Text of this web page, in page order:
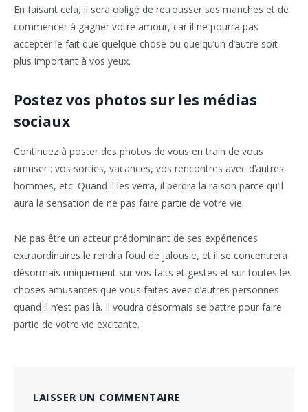
En faisant cela, il sera obligé de retrousser ses manches et de
commencer à gagner votre amour, car il ne pourra pas
accepter le fait que quelque chose ou quelqu’un d’autre soit
plus important à vos yeux.
Postez vos photos sur les médias
sociaux
Continuez à poster des photos de vous en train de vous
amuser : vos sorties, vacances, vos rencontres avec d’autres
hommes, etc. Quand il les verra, il perdra la raison parce qu’il
aura la sensation de ne pas faire partie de votre vie.
Ne pas être un acteur prédominant de ses expériences
extraordinaires le rendra foud de jalousie, et il se concentrera
désormais uniquement sur vos faits et gestes et sur toutes les
choses amusantes que vous faites avec d’autres personnes
quand il n’est pas là. Il voudra désormais se battre pour faire
partie de votre vie excitante.
LAISSER UN COMMENTAIRE